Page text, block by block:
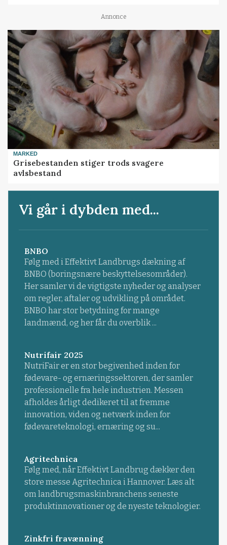
Annonce
MARKED
Grisebestanden stiger trods svagere
avlsbestand
Vi går i dybden med...
BNBO
Følg med i Effektivt Landbrugs dækning af
BNBO (boringsnære beskyttelsesområder).
Her samler vi de vigtigste nyheder og analyser
om regler, aftaler og udvikling på området.
BNBO har stor betydning for mange
landmænd, og her får du overblik ...
Nutrifair 2025
NutriFair er en stor begivenhed inden for
fødevare- og ernæringssektoren, der samler
professionelle fra hele industrien. Messen
afholdes årligt dedikeret til at fremme
innovation, viden og netværk inden for
fødevareteknologi, ernæring og su...
Agritechnica
Følg med, når Effektivt Landbrug dækker den
store messe Agritechnica i Hannover. Læs alt
om landbrugsmaskinbranchens seneste
produktinnovationer og de nyeste teknologier.
Zinkfri fravænning